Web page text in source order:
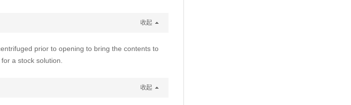
收起
prior to opening to bring the contents to
a stock solution.
收起